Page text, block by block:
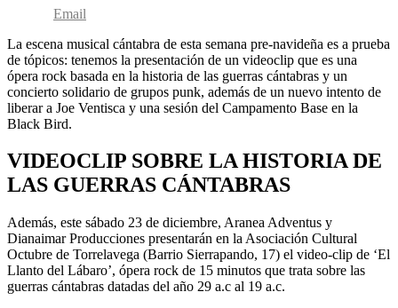
Email
La escena musical cántabra de esta semana pre-navideña es a prueba
de tópicos: tenemos la presentación de un videoclip que es una
ópera rock basada en la historia de las guerras cántabras y un
concierto solidario de grupos punk, además de un nuevo intento de
liberar a Joe Ventisca y una sesión del Campamento Base en la
Black Bird.
VIDEOCLIP SOBRE LA HISTORIA DE
LAS GUERRAS CÁNTABRAS
Además, este sábado 23 de diciembre, Aranea Adventus y
Dianaimar Producciones presentarán en la Asociación Cultural
Octubre de Torrelavega (Barrio Sierrapando, 17) el video-clip de ‘El
Llanto del Lábaro’, ópera rock de 15 minutos que trata sobre las
guerras cántabras datadas del año 29 a.c al 19 a.c.